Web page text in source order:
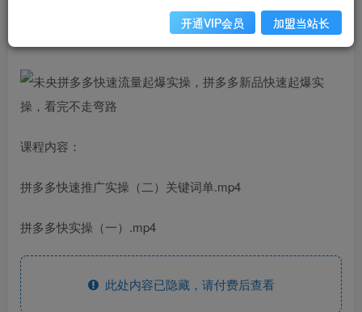
1012 217
课程内容：
拼多多快速推广实操（二）关键词单.mp4
拼多多快实操（一）.mp4
此处内容已隐藏，请付费后查看
开通VIP会员 加盟当站长